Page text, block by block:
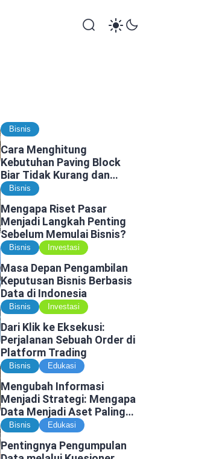
Bisnis
Cara Menghitung
Kebutuhan Paving Block
Biar Tidak Kurang dan
Tidak Kelebihan
Bisnis
Mengapa Riset Pasar
Menjadi Langkah Penting
Sebelum Memulai Bisnis?
Bisnis Investasi
Masa Depan Pengambilan
Keputusan Bisnis Berbasis
Data di Indonesia
Bisnis Investasi
Dari Klik ke Eksekusi:
Perjalanan Sebuah Order di
Platform Trading
Bisnis Edukasi
Mengubah Informasi
Menjadi Strategi: Mengapa
Data Menjadi Aset Paling
Berharga di Era Digital
Bisnis Edukasi
Pentingnya Pengumpulan